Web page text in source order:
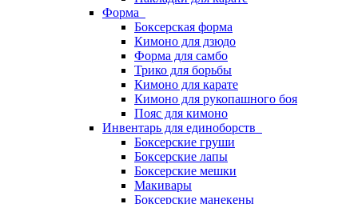
Форма
Боксерская форма
Кимоно для дзюдо
Форма для самбо
Трико для борьбы
Кимоно для карате
Кимоно для рукопашного боя
Пояс для кимоно
Инвентарь для единоборств
Боксерские груши
Боксерские лапы
Боксерские мешки
Макивары
Боксерские манекены